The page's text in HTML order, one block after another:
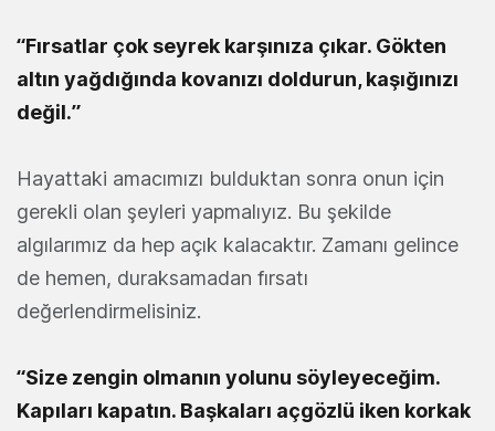
“Fırsatlar çok seyrek karşınıza çıkar. Gökten
altın yağdığında kovanızı doldurun, kaşığınızı
değil.”
Hayattaki amacımızı bulduktan sonra onun için
gerekli olan şeyleri yapmalıyız. Bu şekilde
algılarımız da hep açık kalacaktır. Zamanı gelince
de hemen, duraksamadan fırsatı
değerlendirmelisiniz.
“Size zengin olmanın yolunu söyleyeceğim.
Kapıları kapatın. Başkaları açgözlü iken korkak